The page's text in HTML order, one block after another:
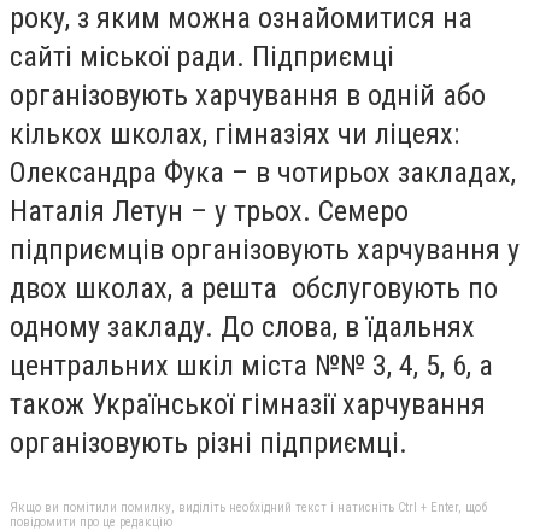
року, з яким можна ознайомитися на
сайті міської ради. Підприємці
організовують харчування в одній або
кількох школах, гімназіях чи ліцеях:
Олександра Фука – в чотирьох закладах,
Наталія Летун – у трьох. Семеро
підприємців організовують харчування у
двох школах, а решта обслуговують по
одному закладу. До слова, в їдальнях
центральних шкіл міста №№ 3, 4, 5, 6, а
також Української гімназії харчування
організовують різні підприємці.
Якщо ви помітили помилку, виділіть необхідний текст і натисніть Ctrl + Enter, щоб
повідомити про це редакцію